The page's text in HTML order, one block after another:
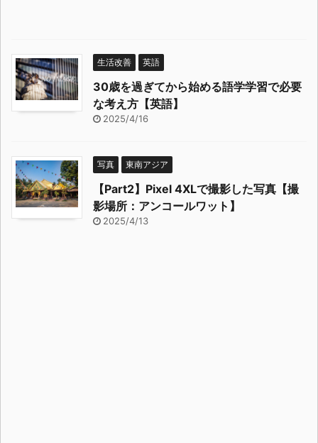
生活改善 英語
30歳を過ぎてから始める語学学習で必要
な考え方【英語】
2025/4/16
写真 東南アジア
【Part2】Pixel 4XLで撮影した写真【撮
影場所：アンコールワット】
2025/4/13